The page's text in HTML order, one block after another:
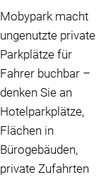
Mobypark macht
ungenutzte private
Parkplätze für
Fahrer buchbar –
denken Sie an
Hotelparkplätze,
Flächen in
Bürogebäuden,
private Zufahrten